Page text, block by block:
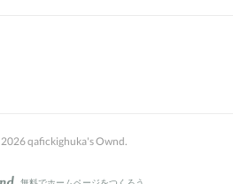
2026qafickighuka's Ownd.